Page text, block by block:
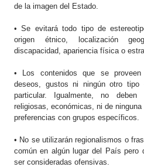
de la imagen del Estado.
• Se evitará todo tipo de
origen étnico, localización
discapacidad, apariencia física o
• Los contenidos que se proveen
deseos, gustos ni ningún otro tipo
particular. Igualmente, no deben
religiosas, económicas, ni de
preferencias con grupos específicos.
• No se utilizarán regionalismos o
común en algún lugar del País pero
ser consideradas ofensivas.